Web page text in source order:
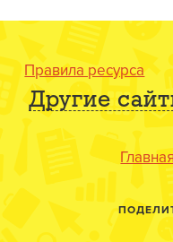
Правила ресурса
Другие